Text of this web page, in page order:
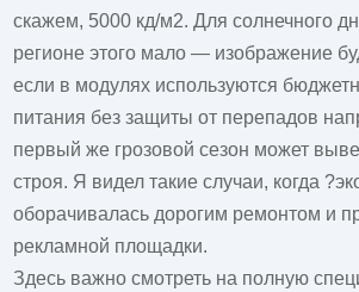
скажем, 5000 кд/м2. Для солнечного
регионе этого мало — изображение
если в модулях используются
питания без защиты от перепадов
первый же грозовой сезон может
строя. Я видел такие случаи, когда
оборачивалась дорогим ремонтом и
рекламной площадки.
Здесь важно смотреть на полную